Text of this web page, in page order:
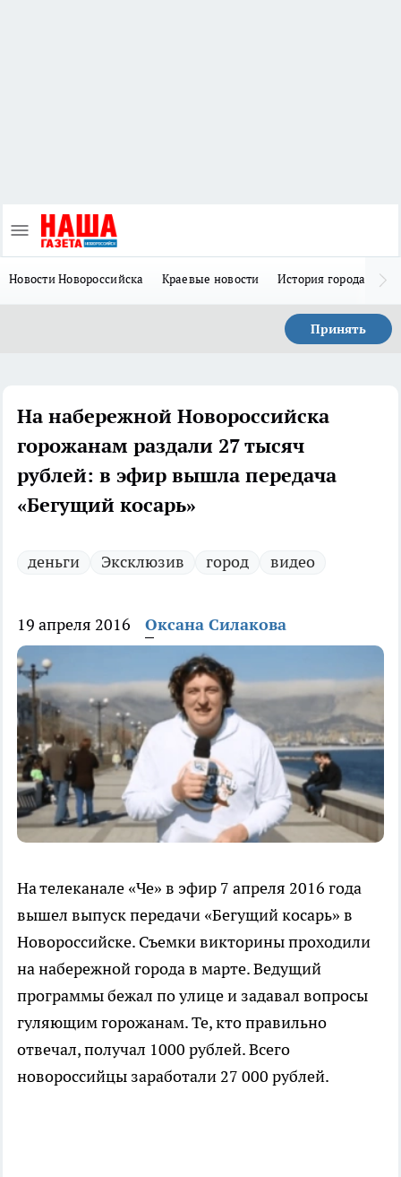
Новости Новороссийска Краевые новости История города Н
Принять
На набережной Новороссийска
горожанам раздали 27 тысяч
рублей: в эфир вышла передача
«Бегущий косарь»
деньги Эксклюзив город видео
19 апреля 2016 Оксана Силакова
На телеканале «Че» в эфир 7 апреля 2016 года
вышел выпуск передачи «Бегущий косарь» в
Новороссийске. Съемки викторины проходили
на набережной города в марте. Ведущий
программы бежал по улице и задавал вопросы
гуляющим горожанам. Те, кто правильно
отвечал, получал 1000 рублей. Всего
новороссийцы заработали 27 000 рублей.